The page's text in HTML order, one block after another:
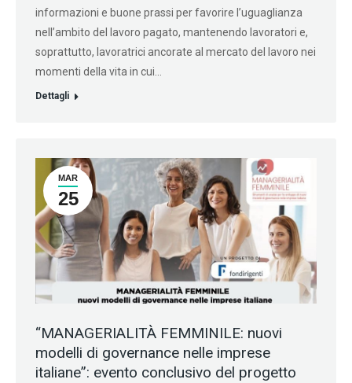
informazioni e buone prassi per favorire l’uguaglianza
nell’ambito del lavoro pagato, mantenendo lavoratori e,
soprattutto, lavoratrici ancorate al mercato del lavoro nei
momenti della vita in cui…
Dettagli
MAR
25
“MANAGERIALITÀ FEMMINILE: nuovi
modelli di governance nelle imprese
italiane”: evento conclusivo del progetto